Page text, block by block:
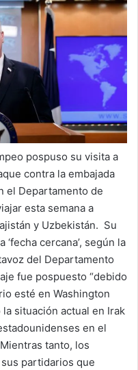
pospuso su visita a
contra la embajada
el Departamento de
esta semana a
y Uzbekistán. Su
cercana’, según la
del Departamento
fue pospuesto “debido
esté en Washington
situación actual en Irak
en el
tanto, los
partidarios que